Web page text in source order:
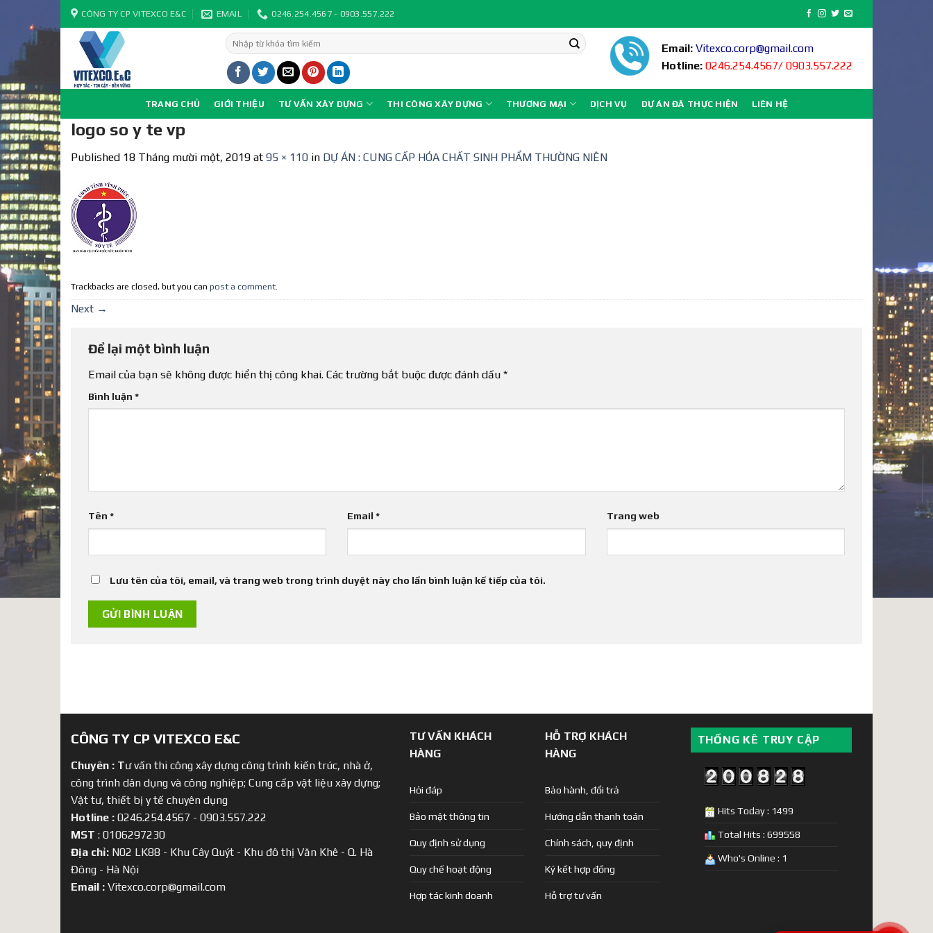
Skip
to
content
CÔNG TY CP VITEXCO E&C EMAIL 0246.254.4567 - 0903.557.222
Tìm
kiếm:
Email: Vitexco.corp@gmail.com
Hotline: 0246.254.4567/ 0903.557.222
TRANG CHỦ GIỚI THIỆU TƯ VẤN XÂY DỰNG THI CÔNG XÂY DỰNG THƯƠNG MẠI DỊCH VỤ DỰ ÁN ĐÃ THỰC HIỆN LIÊN HỆ
logo so y te vp
Published 18 Tháng mười một, 2019 at 95 × 110 in DỰ ÁN : CUNG CẤP HÓA CHẤT SINH PHẨM THƯỜNG NIÊN
Trackbacks are closed, but you can post a comment.
Next →
Để lại một bình luận
Email của bạn sẽ không được hiển thị công khai. Các trường bắt buộc được đánh dấu *
Bình luận *
Tên * Email* Trang web
Lưu tên của tôi, email, và trang web trong trình duyệt này cho lần bình luận kế tiếp của tôi.
CÔNG TY CP VITEXCO E&C
Chuyên : Tư vấn thi công xây dựng công trình kiến trúc, nhà ở,
công trình dân dụng và công nghiệp; Cung cấp vật liệu xây dựng;
Vật tư, thiết bị y tế chuyên dụng
Hotline : 0246.254.4567 - 0903.557.222
MST : 0106297230
Địa chỉ: N02 LK88 - Khu Cây Quýt - Khu đô thị Văn Khê - Q. Hà
Đông - Hà Nội
Email : Vitexco.corp@gmail.com
TƯ VẤN KHÁCH
HÀNG
Hỏi đáp
Bảo mật thông tin
Quy định sử dụng
Quy chế hoạt động
Hợp tác kinh doanh
HỖ TRỢ KHÁCH
HÀNG
Bảo hành, đổi trả
Hướng dẫn thanh toán
Chính sách, quy định
Ký kết hợp đồng
Hỗ trợ tư vấn
THỐNG KÊ TRUY CẬP
Hits Today : 1499
Total Hits : 699558
Who's Online : 1